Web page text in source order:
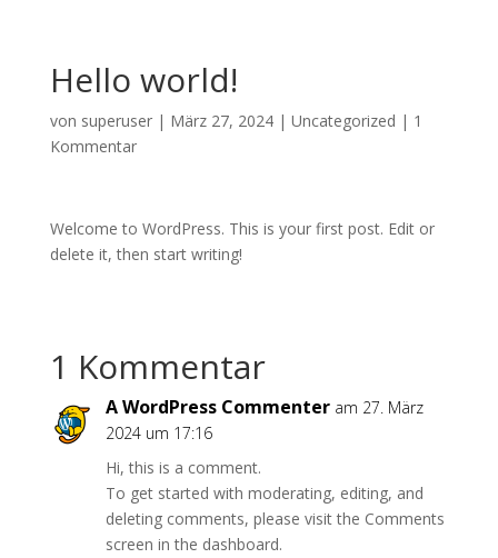
Hello world!
von superuser| März 27, 2024| Uncategorized | 1
Kommentar
Welcome to WordPress. This is your first post. Edit or
delete it, then start writing!
1 Kommentar
A WordPress Commenter am 27. März
2024 um 17:16
Hi, this is a comment.
To get started with moderating, editing, and
deleting comments, please visit the Comments
screen in the dashboard.